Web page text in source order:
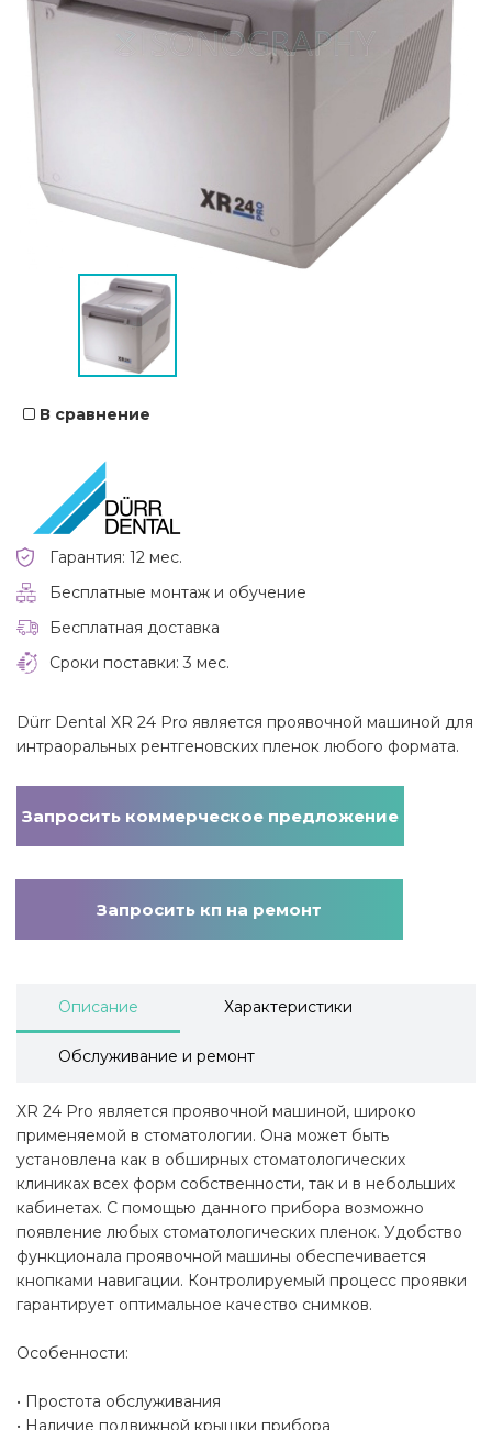
В сравнение
Гарантия: 12 мес.
Бесплатные монтаж и обучение
Бесплатная доставка
Сроки поставки: 3 мес.
Dürr Dental XR 24 Pro является проявочной машиной для
интраоральных рентгеновских пленок любого формата.
Запросить коммерческое предложение
Запросить кп на ремонт
Описание Характеристики
Обслуживание и ремонт
XR 24 Pro является проявочной машиной, широко
применяемой в стоматологии. Она может быть
установлена как в обширных стоматологических
клиниках всех форм собственности, так и в небольших
кабинетах. С помощью данного прибора возможно
появление любых стоматологических пленок. Удобство
функционала проявочной машины обеспечивается
кнопками навигации. Контролируемый процесс проявки
гарантирует оптимальное качество снимков.
Особенности:
• Простота обслуживания
• Наличие подвижной крышки прибора